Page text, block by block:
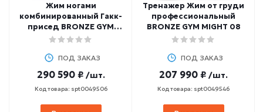
Жим ногами
комбинированный Гакк-
присед BRONZE GYM
PARTNER BGR-817
ПОД ЗАКАЗ
290 590 ₽ /шт.
Код товара: spt0049506
Тренажер Жим от груди
профессиональный
BRONZE GYM MIGHT 08
ПОД ЗАКАЗ
207 990 ₽ /шт.
Код товара: spt0049546